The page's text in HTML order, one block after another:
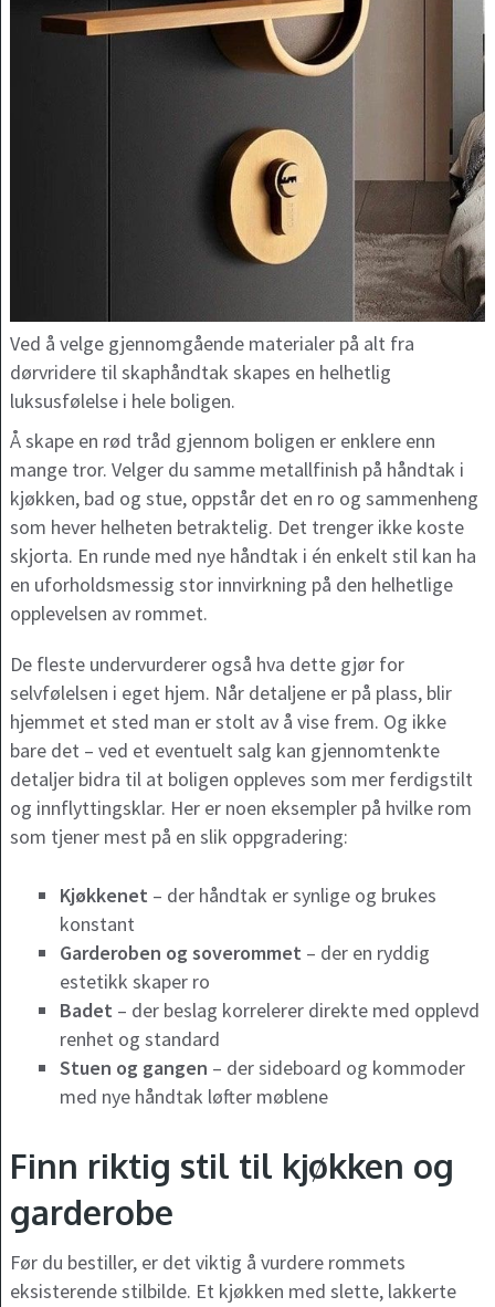
Ved å velge gjennomgående materialer på alt fra
dørvridere til skaphåndtak skapes en helhetlig
luksusfølelse i hele boligen.
Å skape en rød tråd gjennom boligen er enklere enn
mange tror. Velger du samme metallfinish på håndtak i
kjøkken, bad og stue, oppstår det en ro og sammenheng
som hever helheten betraktelig. Det trenger ikke koste
skjorta. En runde med nye håndtak i én enkelt stil kan ha
en uforholdsmessig stor innvirkning på den helhetlige
opplevelsen av rommet.
De fleste undervurderer også hva dette gjør for
selvfølelsen i eget hjem. Når detaljene er på plass, blir
hjemmet et sted man er stolt av å vise frem. Og ikke
bare det – ved et eventuelt salg kan gjennomtenkte
detaljer bidra til at boligen oppleves som mer ferdigstilt
og innflyttingsklar. Her er noen eksempler på hvilke rom
som tjener mest på en slik oppgradering:
Kjøkkenet – der håndtak er synlige og brukes
konstant
Garderoben og soverommet – der en ryddig
estetikk skaper ro
Badet – der beslag korrelerer direkte med opplevd
renhet og standard
Stuen og gangen – der sideboard og kommoder
med nye håndtak løfter møblene
Finn riktig stil til kjøkken og
garderobe
Før du bestiller, er det viktig å vurdere rommets
eksisterende stilbilde. Et kjøkken med slette, lakkerte